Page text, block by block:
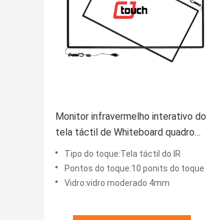
Monitor infravermelho interativo do
tela táctil de Whiteboard quadro
infravermelho de 46 polegadas
Tipo do toque:Tela táctil do IR
Pontos do toque:10 ponits do toque
Vidro:vidro moderado 4mm